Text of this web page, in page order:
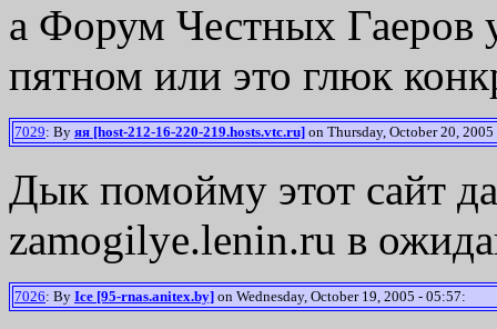
а Форум Честных Гаеров
пятном или это глюк
7029: By яя [host-212-16-220-219.hosts.vtc.ru] on Thursday, October 20,
Дык помойму этот сайт
zamogilye.lenin.ru в
7026: By Ice [95-rnas.anitex.by] on Wednesday, October 19, 2005 - 05:57: